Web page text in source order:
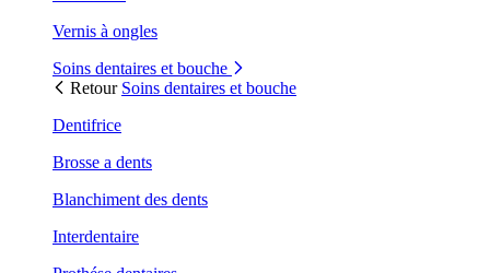
Vernis à ongles
Soins dentaires et bouche
Retour Soins dentaires et bouche
Dentifrice
Brosse a dents
Blanchiment des dents
Interdentaire